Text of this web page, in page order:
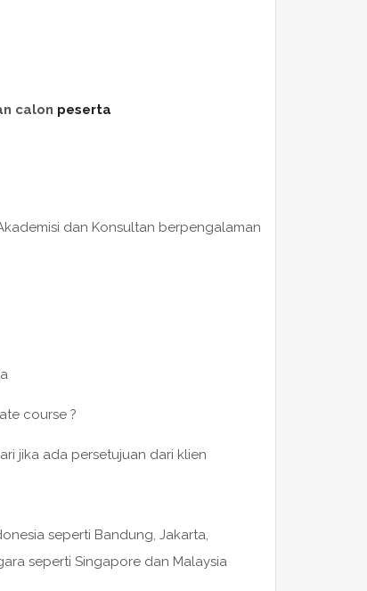
calon peserta
dan Konsultan berpengalaman
course ?
jika ada persetujuan dari klien
seperti Bandung, Jakarta,
seperti Singapore dan Malaysia